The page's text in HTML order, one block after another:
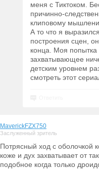
меня с Тиктоком.
причинно-
клиповому
А то что я
построения сцен,
конца. Моя попытка
захватывающее
детским уровнем
смотреть этот
MaverickFZX750
Заслуженный зритель
Потрясный ход с оболочкой
коже и дух захватывает от
подобное когда только